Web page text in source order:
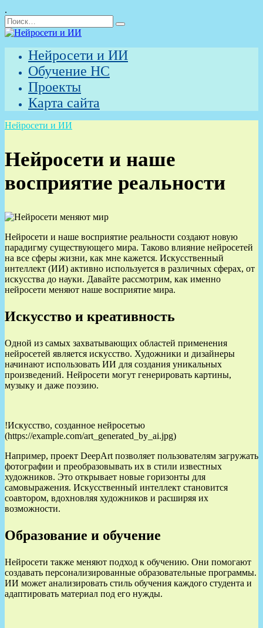
.
Перейти
к
содержанию
Search
for:
Нейросети и ИИ
Обучение НС
Проекты
Карта сайта
Нейросети и ИИ
Нейросети и наше
восприятие реальности
Нейросети и наше восприятие реальности создают новую
парадигму существующего мира. Таково влияние нейросетей
на все сферы жизни, как мне кажется. Искусственный
интеллект (ИИ) активно используется в различных сферах, от
искусства до науки. Давайте рассмотрим, как именно
нейросети меняют наше восприятие мира.
Искусство и креативность
Одной из самых захватывающих областей применения
нейросетей является искусство. Художники и дизайнеры
начинают использовать ИИ для создания уникальных
произведений. Нейросети могут генерировать картины,
музыку и даже поэзию.
!Искусство, созданное нейросетью
(https://example.com/art_generated_by_ai.jpg)
Например, проект DeepArt позволяет пользователям загружать
фотографии и преобразовывать их в стили известных
художников. Это открывает новые горизонты для
самовыражения. Искусственный интеллект становится
соавтором, вдохновляя художников и расширяя их
возможности.
Образование и обучение
Нейросети также меняют подход к обучению. Они помогают
создавать персонализированные образовательные программы.
ИИ может анализировать стиль обучения каждого студента и
адаптировать материал под его нужды.